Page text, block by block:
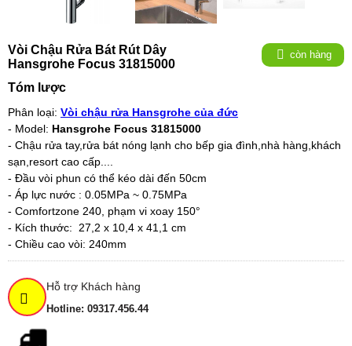
Vòi Chậu Rửa Bát Rút Dây
Hansgrohe Focus 31815000
còn hàng
Tóm lược
Phân loại: Vòi chậu rửa Hansgrohe của đức
- Model: Hansgrohe Focus 31815000
- Chậu rửa tay,rửa bát nóng lạnh cho bếp gia đình,nhà hàng,khách
sạn,resort cao cấp....
- Đầu vòi phun có thể kéo dài đến 50cm
- Áp lực nước : 0.05MPa ~ 0.75MPa
- Comfortzone 240, phạm vi xoay 150°
- Kích thước:
27,2 x 10,4 x 41,1 cm
- Chiều cao vòi: 240mm
Hỗ trợ Khách hàng
Hotline: 09317.456.44